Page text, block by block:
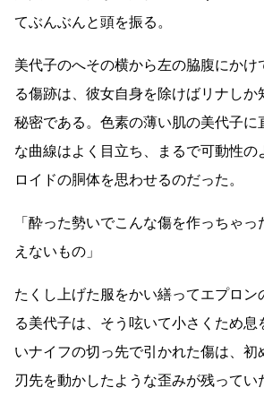
てぶんぶんと頭を振る。
美代子のへその横から左の脇腹にかけ
る傷跡は、彼女自身を除けばリナしか
秘密である。色素の薄い肌の美代子に
な曲線はよく目立ち、まるで可動性の
ロイドの胴体を思わせるのだった。
「酔った勢いでこんな傷を作っちゃ
えないもの」
たくし上げた服をかい繕ってエプロン
る美代子は、そう呟いて小さくため息
いナイフの切っ先で引かれた傷は、初
刃先を動かしたような歪みが残ってい